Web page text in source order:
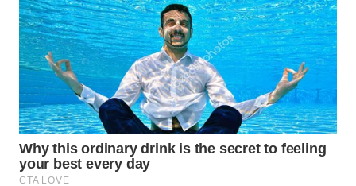
WN
SUMEDANG
WN
CIANJUR
WN
KEPULAUAN
SERIBU